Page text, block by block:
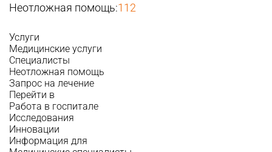
Неотложная помощь:112
Услуги
Медицинские услуги
Специалисты
Неотложная помощь
Запрос на лечение
Перейти в
Работа в госпитале
Исследования
Инновации
Информация для